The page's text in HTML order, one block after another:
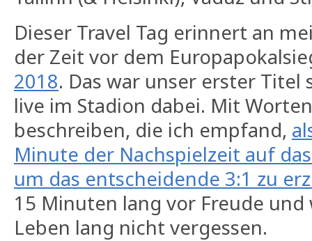
Dieser Travel Tag erinnert an
der Zeit vor dem
2018. Das war unser erster Titel
live im Stadion dabei. Mit
beschreiben, die ich empfand,
Minute der Nachspielzeit auf
um das entscheidende 3:1 zu
15 Minuten lang vor Freude
Leben lang nicht vergessen.